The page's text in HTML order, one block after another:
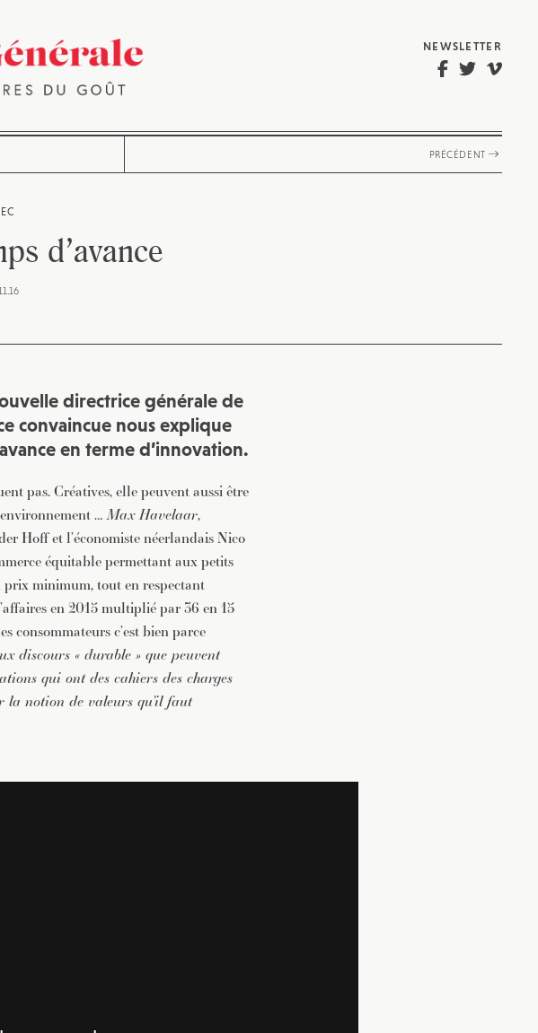
NEWSLETTER
PRÉCÉDENT
d’avance
directrice générale de
convaincue nous explique
en terme d’innovation.
pas. Créatives, elle peuvent aussi être
…Max Havelaar,
Hoff et l’économiste néerlandais Nico
équitable permettant aux petits
minimum, tout en respectant
en 2015 multiplié par 36 en 15
consommateurs c’est bien parce
discours « durable » que peuvent
qui ont des cahiers des charges
la notion de valeurs qu’il faut